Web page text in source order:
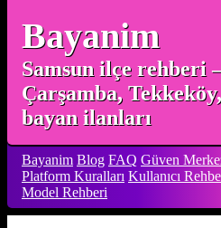
Bayanim
Samsun ilçe
Çarşamba,
bayan ilanları
Bayanim Blog FAQ Güven
Platform Kuralları Kullanıcı
Model Rehberi